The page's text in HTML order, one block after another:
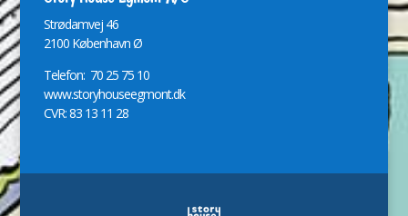
Strødamvej 46
2100 København Ø
Telefon: 70 25 75 10
www.storyhouseegmont.dk
CVR: 83 13 11 28